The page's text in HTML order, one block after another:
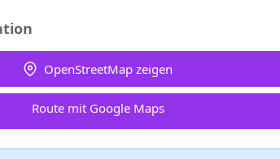
OpenStreetMap zeigen
Route mit Google Maps